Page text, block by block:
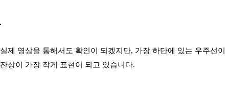
실제 영상을 통해서도 확인이 되겠지만, 가장 하단에 있는 우주선이
잔상이 가장 작게 표현이 되고 있습니다.